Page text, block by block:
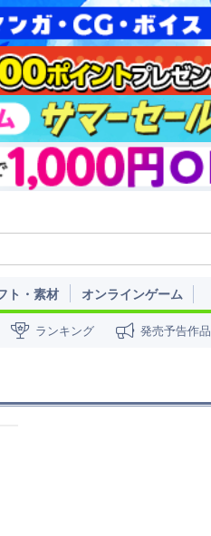
ト・素材 オンラインゲーム
ランキング 発売予告作品